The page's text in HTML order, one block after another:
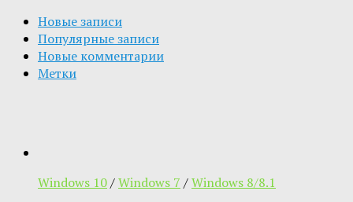
Новые записи
Популярные записи
Новые комментарии
Метки
Windows 10/Windows 7 /Windows 8/8.1